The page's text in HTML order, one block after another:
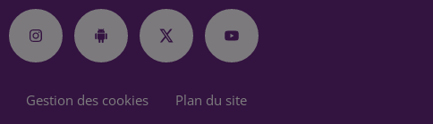
Gestion des cookies Plan du site